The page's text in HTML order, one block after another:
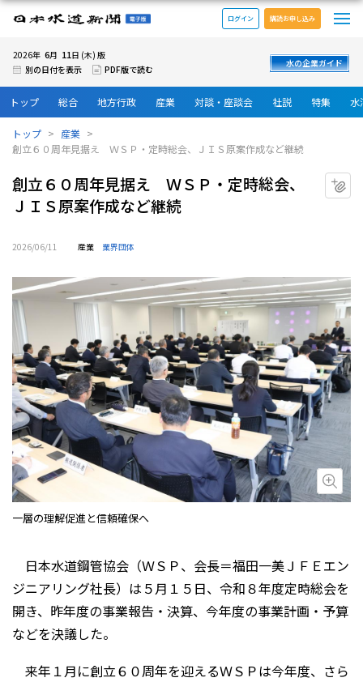
日本水道新聞 電子版
ログイン 購読お申し込み
2026年 6月 11 日 (木) 版
別の日付を表示
PDF版で読む
水の企業ガイド
トップ 総合 地方行政 産業 対談・座談会 社説 特集 水
トップ
産業
創立６０周年見据え ＷＳＰ・定時総会、ＪＩＳ原案作成など継続
創立６０周年見据え ＷＳＰ・定時総会、
ＪＩＳ原案作成など継続
2026/06/11 産業 業界団体
画
一層の理解促進と信頼確保へ
日本水道鋼管協会（ＷＳＰ、会長＝福田一美ＪＦＥエン
ジニアリング社長）は５月１５日、令和８年度定時総会を
開き、昨年度の事業報告・決算、今年度の事業計画・予算
などを決議した。
来年１月に創立６０周年を迎えるＷＳＰは今年度、さら